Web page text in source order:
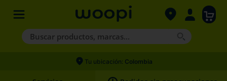
Buscar productos, marcas...
Términos más buscadosTu ubicación: Colombia